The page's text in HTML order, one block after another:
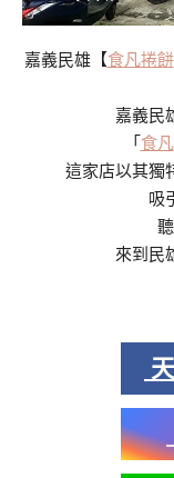
嘉義民雄【食凡捲餅
嘉義民
「 食凡
這家店以其獨
吸
來到民